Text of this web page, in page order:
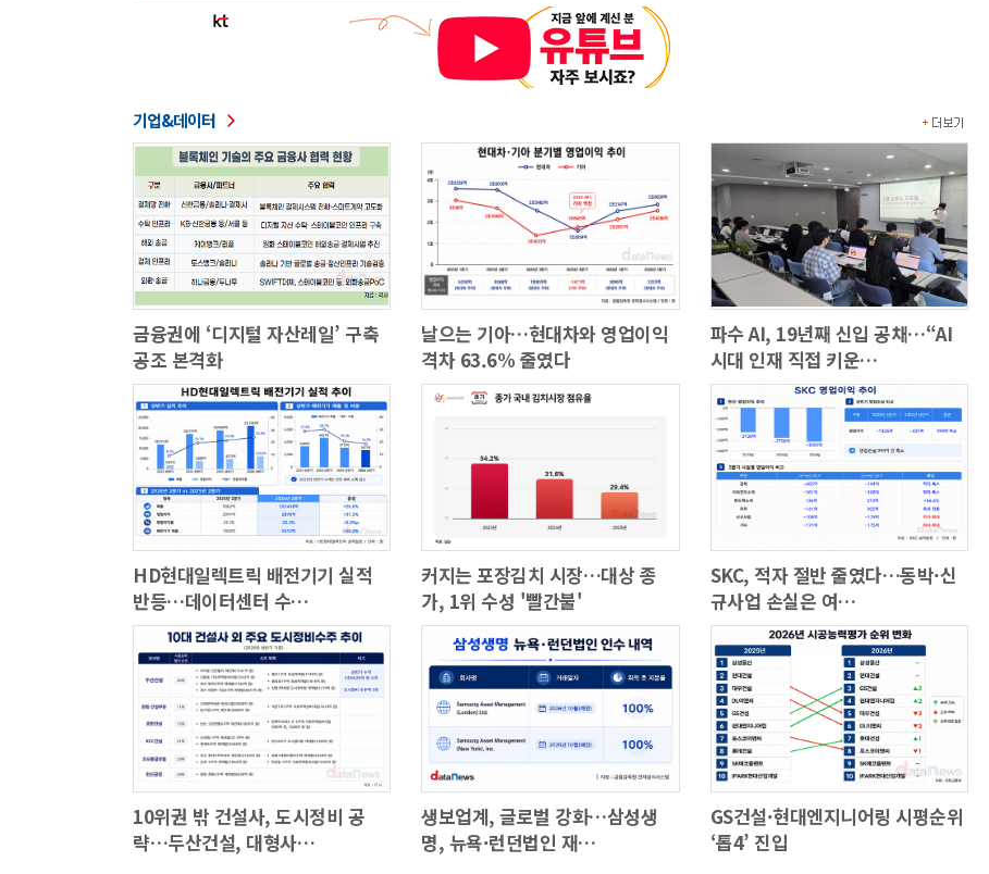
기업&데이터
금융권에 ‘디지털 자산레일’ 구축
공조 본격화
날으는 기아…현대차와 영업이익
격차 63.6% 줄였다
파수 AI, 19년째 신입 공채…“AI
시대 인재 직접 키운…
HD현대일렉트릭 배전기기 실적
반등…데이터센터 수…
커지는 포장김치 시장…대상 종
가, 1위 수성 '빨간불'
SKC, 적자 절반 줄였다…동박·신
규사업 손실은 여…
10위권 밖 건설사, 도시정비 공
략…두산건설, 대형사…
생보업계, 글로벌 강화…삼성생
명, 뉴욕·런던법인 재…
GS건설·현대엔지니어링 시평순위
‘톱4’ 진입